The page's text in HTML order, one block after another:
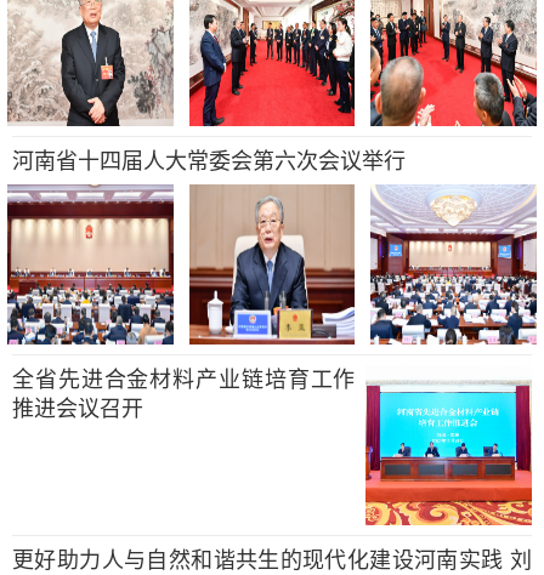
河南省十四届人大常委会第六次会议举行
全省先进合金材料产业链培育工作
推进会议召开
更好助力人与自然和谐共生的现代化建设河南实践 刘